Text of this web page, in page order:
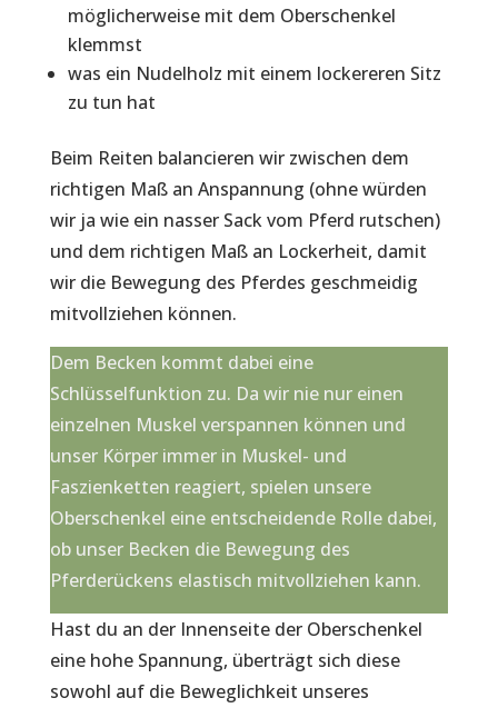
möglicherweise mit dem Oberschenkel
klemmst
was ein Nudelholz mit einem lockereren Sitz
zu tun hat
Beim Reiten balancieren wir zwischen dem
richtigen Maß an Anspannung (ohne würden
wir ja wie ein nasser Sack vom Pferd rutschen)
und dem richtigen Maß an Lockerheit, damit
wir die Bewegung des Pferdes geschmeidig
mitvollziehen können.
Dem Becken kommt dabei eine
Schlüsselfunktion zu. Da wir nie nur einen
einzelnen Muskel verspannen können und
unser Körper immer in Muskel- und
Faszienketten reagiert, spielen unsere
Oberschenkel eine entscheidende Rolle dabei,
ob unser Becken die Bewegung des
Pferderückens elastisch mitvollziehen kann.
Hast du an der Innenseite der Oberschenkel
eine hohe Spannung, überträgt sich diese
sowohl auf die Beweglichkeit unseres